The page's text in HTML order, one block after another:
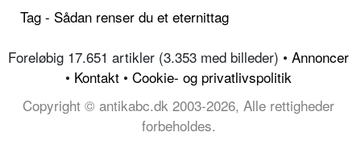
Tag - Sådan renser du et eternittag
Foreløbig 17.651 artikler (3.353 med billeder) • Annoncer
• Kontakt • Cookie- og privatlivspolitik
Copyright © antikabc.dk 2003-2026, Alle rettigheder
forbeholdes.